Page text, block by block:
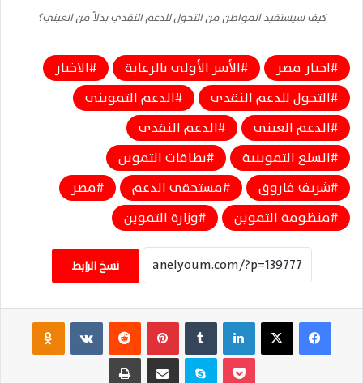
كيف سيستفيد المواطن من التحول للدعم النقدي بدلاً من العيني؟
اخبار مصر الأسر الأولى بالرعاية
الاخبار
التحول للدعم النقدي
الدعم التمويني
الدعم العيني
الدعم النقدي
السلع التموينية
بطاقات التموين
شريف فاروق
مستحقي الدعم
مصر
منظومة التموين
وزارة التموين
نسخ الرابط
فيسبوك ‫X لينكدإن بينتيريست ‏VKontakte
سكايب مشاركة عبر البريد طباعة